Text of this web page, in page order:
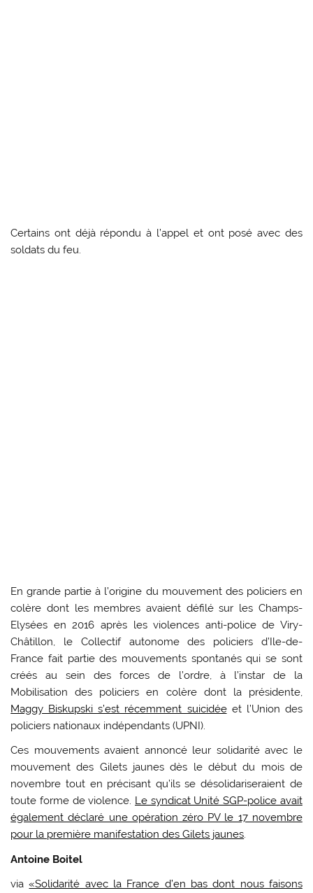
Certains ont déjà répondu à l’appel et ont posé avec des
soldats du feu.
En grande partie à l’origine du mouvement des policiers en
colère dont les membres avaient défilé sur les Champs-
Elysées en 2016 après les violences anti-police de Viry-
Châtillon, le Collectif autonome des policiers d’Ile-de-
France fait partie des mouvements spontanés qui se sont
créés au sein des forces de l’ordre, à l’instar de la
Mobilisation des policiers en colère dont la présidente,
Maggy Biskupski s’est récemment suicidéeet l’Union des
policiers nationaux indépendants (UPNI).
Ces mouvements avaient annoncé leur solidarité avec le
mouvement des Gilets jaunes dès le début du mois de
novembre tout en précisant qu’ils se désolidariseraient de
toute forme de violence. Le syndicat Unité SGP-police avait
également déclaré une opération zéro PV le 17 novembre
pour la première manifestation des Gilets jaunes.
Antoine Boitel
via«Solidarité avec la France d’en bas dont nous faisons